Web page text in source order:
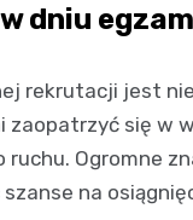
dniu
rekrutacji jest
zaopatrzyć się w
ruchu. Ogromne
na